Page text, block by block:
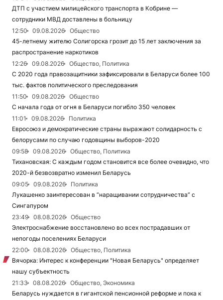
ДТП с участием милицейского транспорта в Кобрине —
сотрудники МВД доставлены в больницу
12:50
09.08.2026
Общество
45-летнему жителю Солигорска грозит до 15 лет заключения за
распространение наркотиков
12:26
09.08.2026
Общество, Политика
С 2020 года правозащитники зафиксировали в Беларуси более 100
тыс. фактов политического преследования
11:50
09.08.2026
Общество
С начала года от огня в Беларуси погибло 350 человек
11:01
09.08.2026
Политика
Евросоюз и демократические страны выражают солидарность с
белорусами по случаю годовщины выборов-2020
09:58
09.08.2026
Общество, Политика
Тихановская: С каждым годом становится все более очевидно, что
2020-й безвозвратно изменил Беларусь
09:05
09.08.2026
Политика
Лукашенко заинтересован в “наращивании сотрудничества” с
Сингапуром
23:49
08.08.2026
Общество
Электроснабжение восстановлено во всех пострадавших от
непогоды поселениях Беларуси
22:00
08.08.2026
Общество, Политика
Вячорка: Интерес к конференции "Новая Беларусь" определяет
нашу субъектность
21:33
08.08.2026
Общество, Экономика
Беларусь нуждается в гигантской пенсионной реформе и пока к